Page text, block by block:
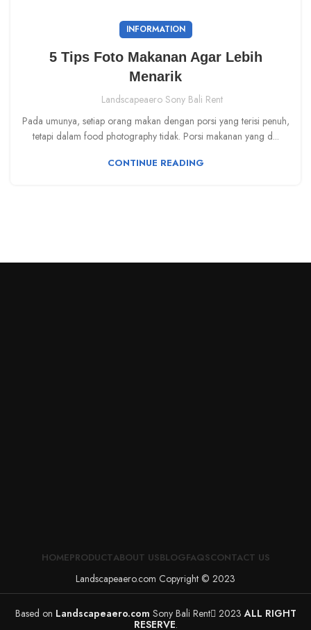
INFORMATION
5 Tips Foto Makanan Agar Lebih
Menarik
Landscapeaero Sony Bali Rent
Pada umunya, setiap orang makan dengan porsi yang terisi penuh,
tetapi dalam food photography tidak. Porsi makanan yang d...
CONTINUE READING
HOMEPRODUCTABOUT USBLOGFAQSCONTACT US
Landscapeaero.com Copyright © 2023
Based on Landscapeaero.com Sony Bali Rent 2023ALL RIGHT
RESERVE.